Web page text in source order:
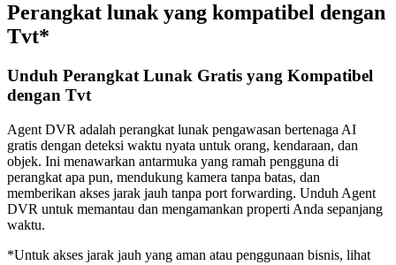
Perangkat lunak yang kompatibel dengan
Tvt*
Unduh Perangkat Lunak Gratis yang Kompatibel
dengan Tvt
Agent DVR adalah perangkat lunak pengawasan bertenaga AI
gratis dengan deteksi waktu nyata untuk orang, kendaraan, dan
objek. Ini menawarkan antarmuka yang ramah pengguna di
perangkat apa pun, mendukung kamera tanpa batas, dan
memberikan akses jarak jauh tanpa port forwarding. Unduh Agent
DVR untuk memantau dan mengamankan properti Anda sepanjang
waktu.
*Untuk akses jarak jauh yang aman atau penggunaan bisnis, lihat